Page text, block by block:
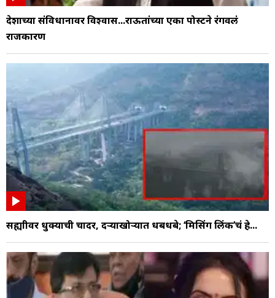
देशाच्या संविधानावर विश्वास...राऊतांच्या एका पोस्टने रंगवलं
राजकारण
सह्याद्रीवर धुक्याची चादर, दऱ्याखोऱ्यात धबधबे; ‘मिसिंग लिंक’चं हे...